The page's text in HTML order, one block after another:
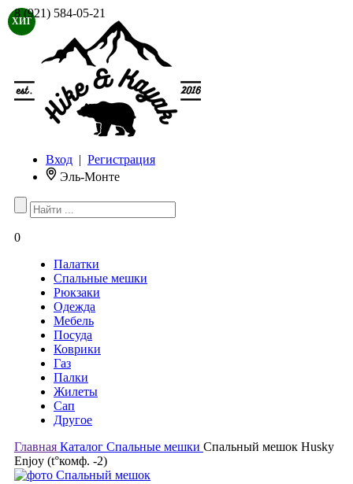
8 (921) 584-05-21
Вход | Регистрация
Эль-Монте
0
Палатки
Спальные мешки
Рюкзаки
Одежда
Мебель
Посуда
Коврики
Газ
Палки
Жилеты
Сап
Другое
Главная Каталог Спальные мешки Спальный мешок Husky
Enjoy (t°комф. -2)
ХИТ